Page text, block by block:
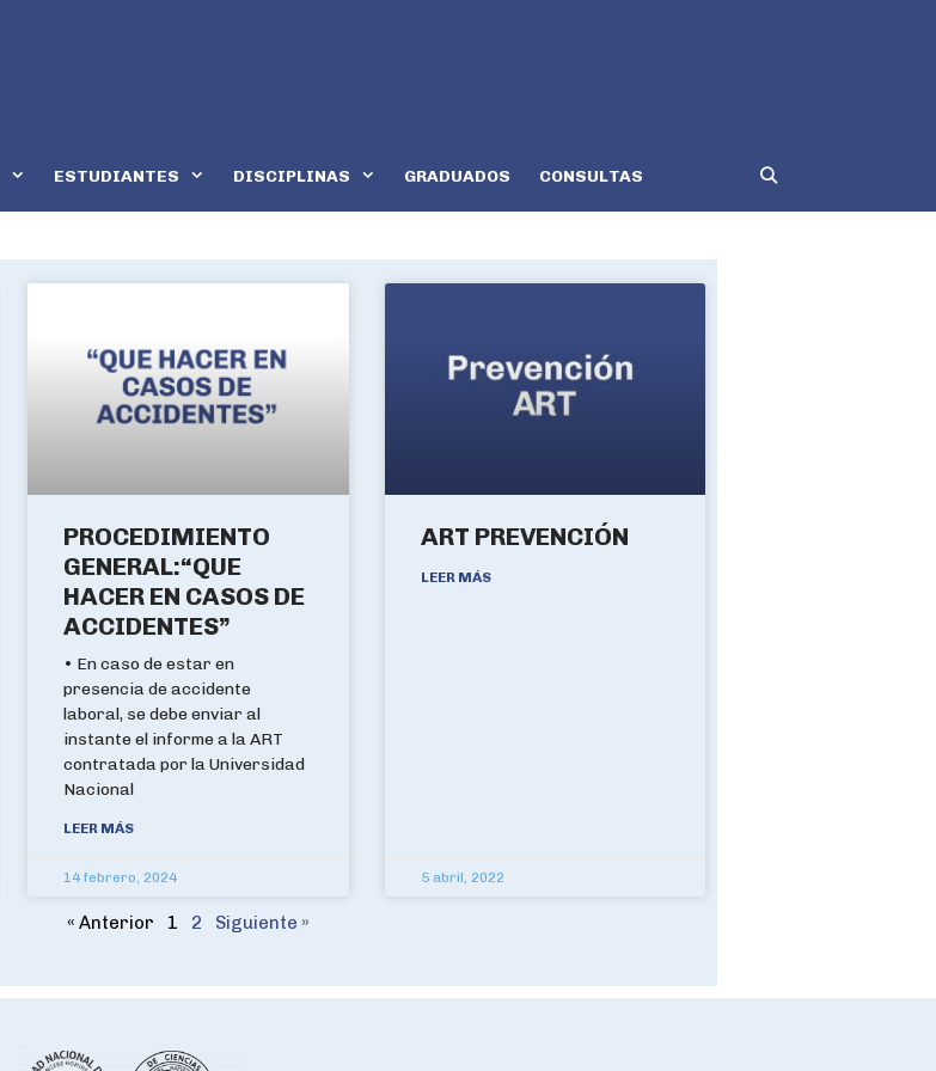
ESTUDIANTES DISCIPLINAS GRADUADOS CONSULTAS
PROCEDIMIENTO
GENERAL:“QUE
HACER EN CASOS DE
ACCIDENTES”
• En caso de estar en
presencia de accidente
laboral, se debe enviar al
instante el informe a la ART
contratada por la Universidad
Nacional
LEER MÁS
14 febrero, 2024
ART PREVENCIÓN
LEER MÁS
5 abril, 2022
« Anterior 1 2 Siguiente »